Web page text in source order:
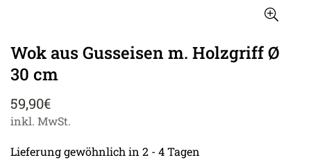
Wok aus Gusseisen m. Holzgriff Ø
30 cm
Regulärer
Preis
59,90€
inkl. MwSt.
Lieferung gewöhnlich in 2 - 4 Tagen